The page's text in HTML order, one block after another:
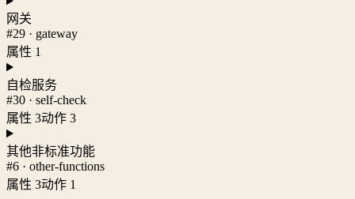
网关
#29 · gateway
属性 1
自检服务
#30 · self-check
属性 3动作 3
其他非标准功能
#6 · other-functions
属性 3动作 1